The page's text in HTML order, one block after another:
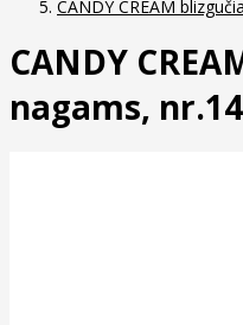
CANDY CREAM
CANDY
nagams, nr.14